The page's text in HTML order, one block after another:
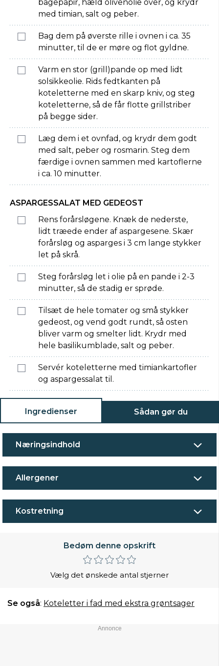
bagepapir, hæld olivenolie over, og krydr
med timian, salt og peber.
Bag dem på øverste rille i ovnen i ca. 35
minutter, til de er møre og flot gyldne.
Varm en stor (grill)pande op med lidt
solsikkeolie. Rids fedtkanten på
koteletterne med en skarp kniv, og steg
koteletterne, så de får flotte grillstriber
på begge sider.
Læg dem i et ovnfad, og krydr dem godt
med salt, peber og rosmarin. Steg dem
færdige i ovnen sammen med kartoflerne
i ca. 10 minutter.
ASPARGESSALAT MED GEDEOST
Rens forårsløgene. Knæk de nederste,
lidt træede ender af aspargesene. Skær
forårsløg og asparges i 3 cm lange stykker
let på skrå.
Steg forårsløg let i olie på en pande i 2-3
minutter, så de stadig er sprøde.
Tilsæt de hele tomater og små stykker
gedeost, og vend godt rundt, så osten
bliver varm og smelter lidt. Krydr med
hele basilikumblade, salt og peber.
Servér koteletterne med timiankartofler
og aspargessalat til.
Ingredienser Sådan gør du
Næringsindhold
Allergener
Kostretning
Bedøm denne opskrift
Vælg det ønskede antal stjerner
Se også: Koteletter i fad med ekstra grøntsager